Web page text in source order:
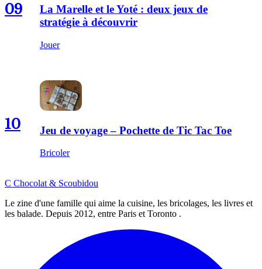
09
La Marelle et le Yoté : deux jeux de
stratégie à découvrir
Jouer
10 Jeu de voyage – Pochette de Tic Tac Toe
Bricoler
C Chocolat & Scoubidou
Le zine d'une famille qui aime la cuisine, les bricolages, les livres et
les balade. Depuis 2012, entre Paris et Toronto .